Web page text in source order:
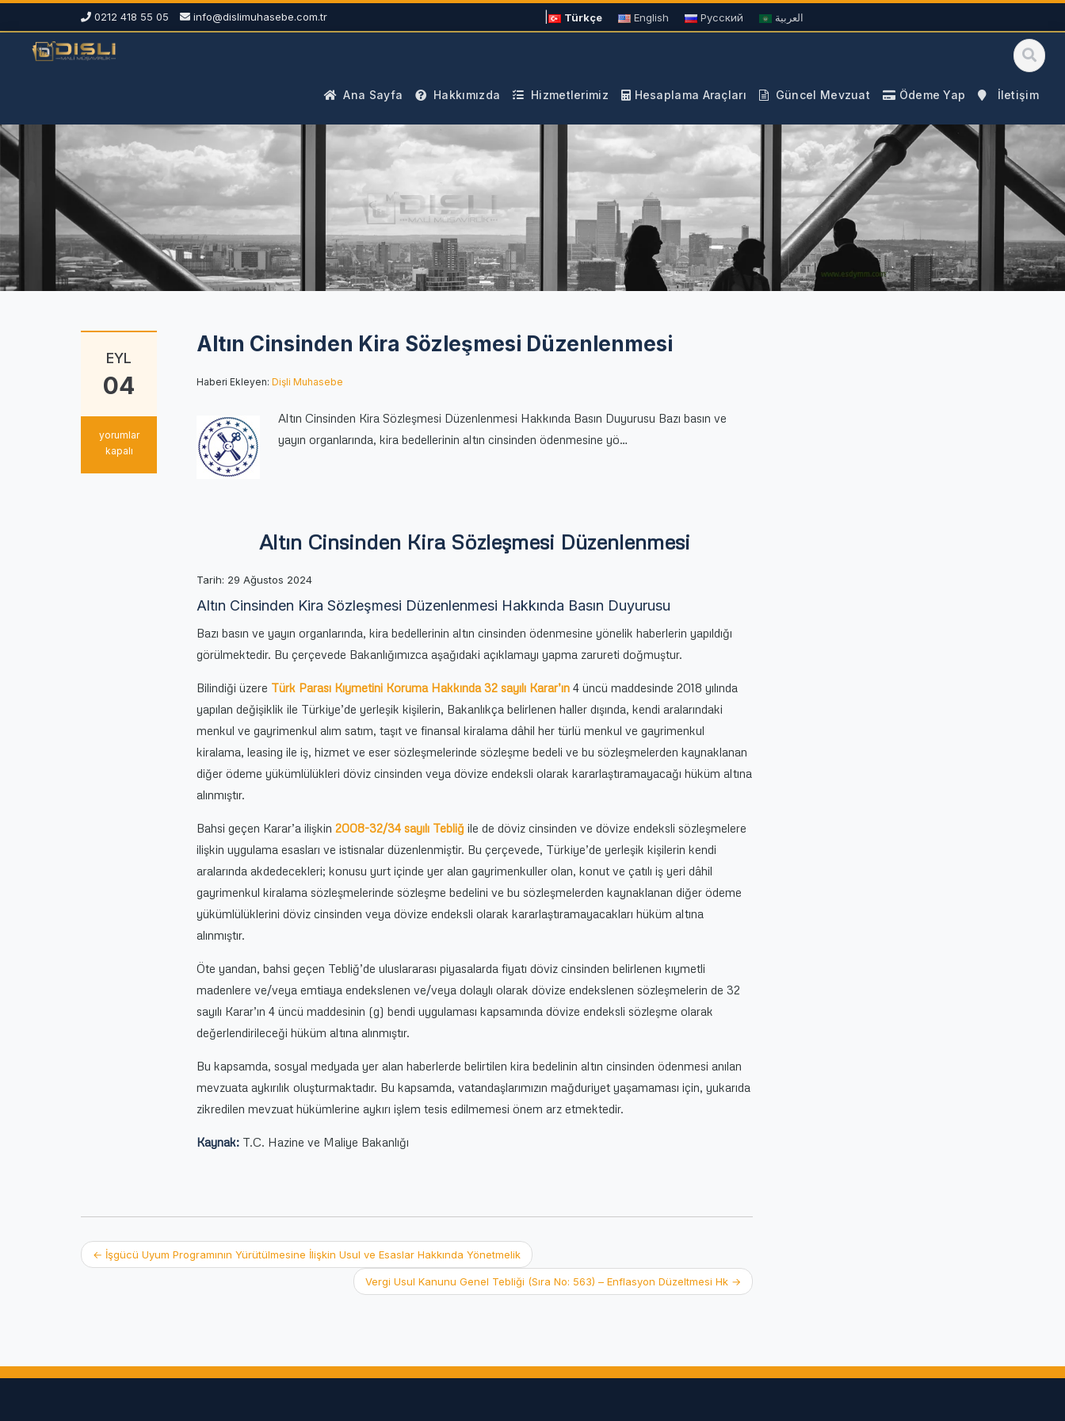
0212 418 55 05 info@dislimuhasebe.com.tr Türkçe English Русский العربية
Ana Sayfa Hakkımızda Hizmetlerimiz Hesaplama Araçları Güncel Mevzuat Ödeme Yap İletişim
EYL
04
Altın
Cinsinden
yorumlar
kapalı
Altın Cinsinden Kira Sözleşmesi Düzenlenmesi
Haberi Ekleyen:Dişli Muhasebe
Altın Cinsinden Kira Sözleşmesi Düzenlenmesi Hakkında Basın Duyurusu Bazı basın ve
yayın organlarında, kira bedellerinin altın cinsinden ödenmesine yö…
Altın Cinsinden Kira Sözleşmesi Düzenlenmesi
Tarih: 29 Ağustos 2024
Altın Cinsinden Kira Sözleşmesi Düzenlenmesi Hakkında Basın Duyurusu
Bazı basın ve yayın organlarında, kira bedellerinin altın cinsinden ödenmesine yönelik haberlerin yapıldığı
görülmektedir. Bu çerçevede Bakanlığımızca aşağıdaki açıklamayı yapma zarureti doğmuştur.
Bilindiği üzere Türk Parası Kıymetini Koruma Hakkında 32 sayılı Karar’ın 4 üncü maddesinde 2018 yılında
yapılan değişiklik ile Türkiye’de yerleşik kişilerin, Bakanlıkça belirlenen haller dışında, kendi aralarındaki
menkul ve gayrimenkul alım satım, taşıt ve finansal kiralama dâhil her türlü menkul ve gayrimenkul
kiralama, leasing ile iş, hizmet ve eser sözleşmelerinde sözleşme bedeli ve bu sözleşmelerden kaynaklanan
diğer ödeme yükümlülükleri döviz cinsinden veya dövize endeksli olarak kararlaştıramayacağı hüküm altına
alınmıştır.
Bahsi geçen Karar’a ilişkin2008-32/34 sayılı Tebliğ ile de döviz cinsinden ve dövize endeksli sözleşmelere
ilişkin uygulama esasları ve istisnalar düzenlenmiştir. Bu çerçevede, Türkiye’de yerleşik kişilerin kendi
aralarında akdedecekleri; konusu yurt içinde yer alan gayrimenkuller olan, konut ve çatılı iş yeri dâhil
gayrimenkul kiralama sözleşmelerinde sözleşme bedelini ve bu sözleşmelerden kaynaklanan diğer ödeme
yükümlülüklerini döviz cinsinden veya dövize endeksli olarak kararlaştıramayacakları hüküm altına
alınmıştır.
Öte yandan, bahsi geçen Tebliğ’de uluslararası piyasalarda fiyatı döviz cinsinden belirlenen kıymetli
madenlere ve/veya emtiaya endekslenen ve/veya dolaylı olarak dövize endekslenen sözleşmelerin de 32
sayılı Karar’ın 4 üncü maddesinin (g) bendi uygulaması kapsamında dövize endeksli sözleşme olarak
değerlendirileceği hüküm altına alınmıştır.
Bu kapsamda, sosyal medyada yer alan haberlerde belirtilen kira bedelinin altın cinsinden ödenmesi anılan
mevzuata aykırılık oluşturmaktadır. Bu kapsamda, vatandaşlarımızın mağduriyet yaşamaması için, yukarıda
zikredilen mevzuat hükümlerine aykırı işlem tesis edilmemesi önem arz etmektedir.
Kaynak: T.C. Hazine ve Maliye Bakanlığı
Post
← İşgücü Uyum Programının Yürütülmesine İlişkin Usul ve Esaslar Hakkında Yönetmelik
Vergi Usul Kanunu Genel Tebliği (Sıra No: 563) – Enflasyon Düzeltmesi Hk →